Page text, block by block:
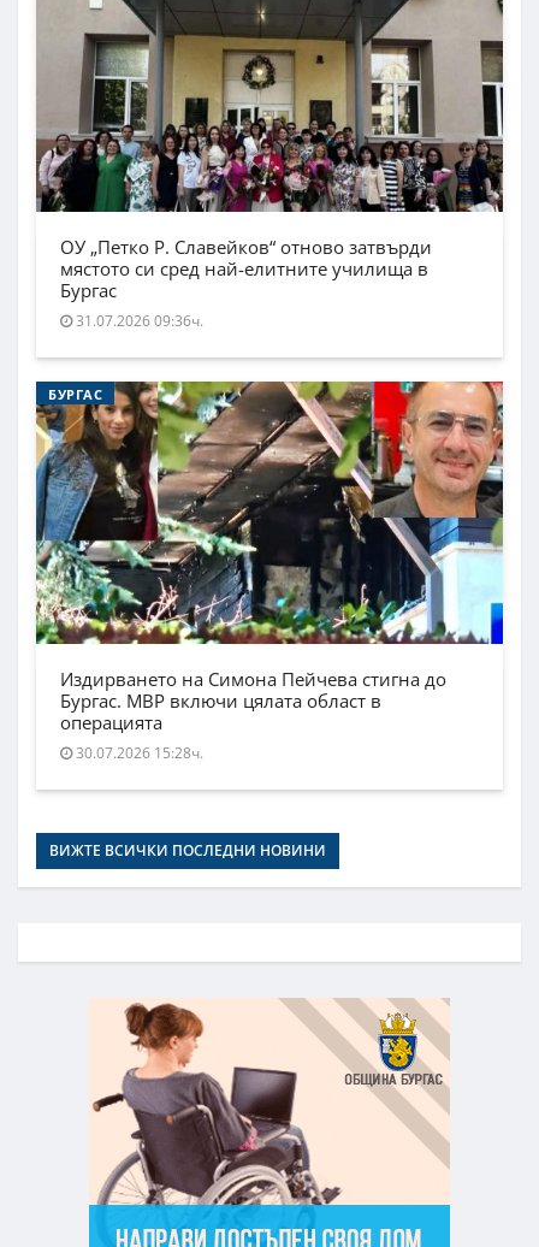
ОУ „Петко Р. Славейков“ отново затвърди
мястото си сред най-елитните училища в
Бургас
31.07.2026 09:36ч.
БУРГАС
Издирването на Симона Пейчева стигна до
Бургас. МВР включи цялата област в
операцията
30.07.2026 15:28ч.
ВИЖТЕ ВСИЧКИ ПОСЛЕДНИ НОВИНИ